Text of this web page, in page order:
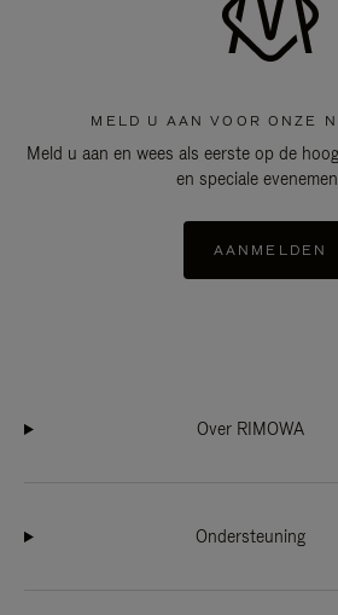
MELD U AAN VOOR ONZE
Meld u aan en wees als eerste op de
en speciale
AANMELDEN
Over RIMOWA
Ondersteuning